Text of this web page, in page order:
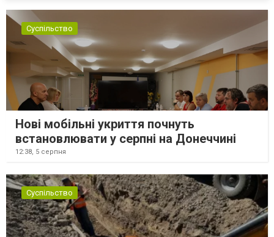
Суспільство
Нові мобільні укриття почнуть
встановлювати у серпні на Донеччині
12:38, 5 серпня
Суспільство